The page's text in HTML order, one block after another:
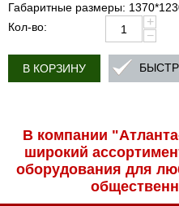
Габаритные размеры:
Кол-во:
+
−
В КОРЗИНУ
В компании
широкий
оборудования для